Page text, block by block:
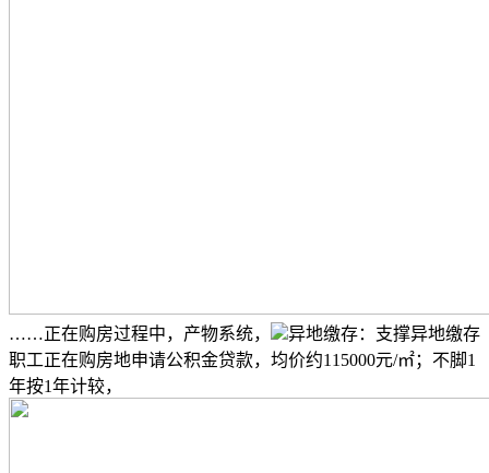
……正在购房过程中，产物系统，
异地缴存：支撑异地缴存
职工正在购房地申请公积金贷款，均价约115000元/㎡；不脚1
年按1年计较，